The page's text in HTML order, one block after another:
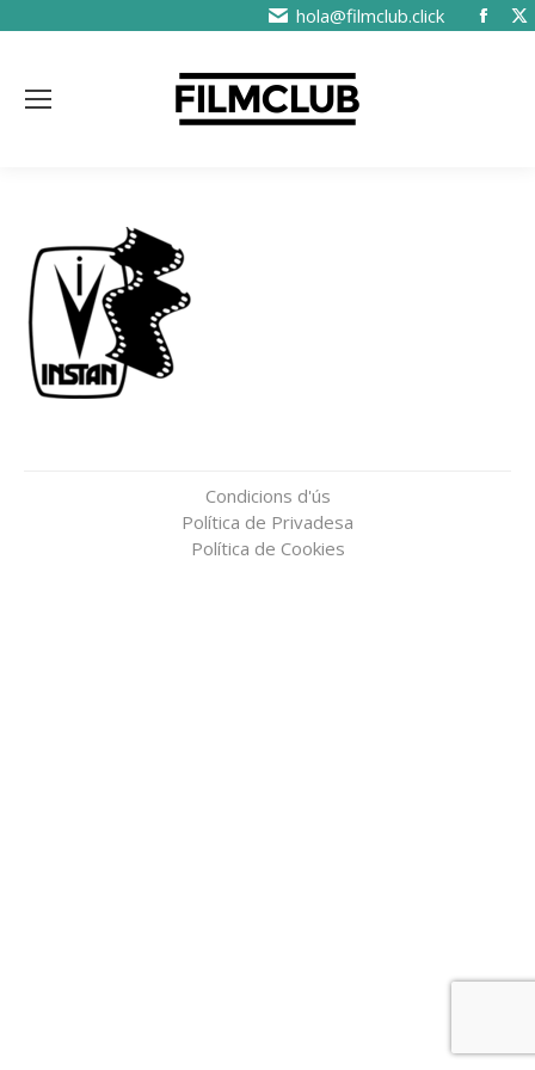
hola@filmclub.click
Condicions d'ús
Política de Privadesa
Política de Cookies